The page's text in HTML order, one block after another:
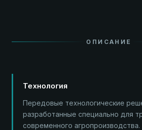
ОПИСАНИЕ
Технология
Передовые технологические
разработанные специально для
современного агропроизводства.